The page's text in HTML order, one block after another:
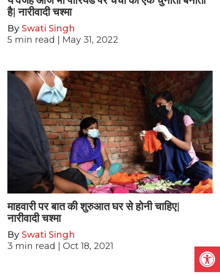
है| नारीवादी चश्मा
By Swati Singh
5 min read | May 31, 2022
माहवारी पर बात की शुरुआत घर से होनी चाहिए|
नारीवादी चश्मा
By Swati Singh
3 min read | Oct 18, 2021